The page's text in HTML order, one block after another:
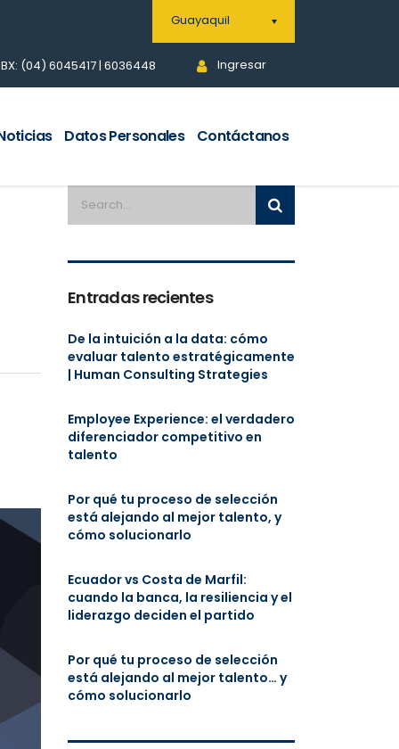
Guayaquil
(04) 6045417 | 6036448 Ingresar
Datos Personales Contáctanos
Entradas recientes
De la intuición a la data: cómo
evaluar talento estratégicamente
| Human Consulting Strategies
Employee Experience: el verdadero
diferenciador competitivo en
talento
Por qué tu proceso de selección
está alejando al mejor talento, y
cómo solucionarlo
Ecuador vs Costa de Marfil:
cuando la banca, la resiliencia y el
liderazgo deciden el partido
Por qué tu proceso de selección
está alejando al mejor talento… y
cómo solucionarlo